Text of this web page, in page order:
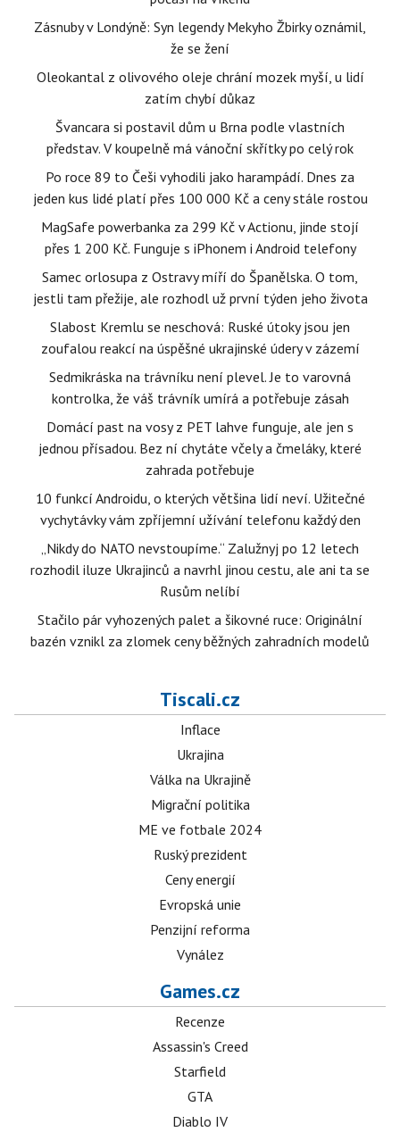
Zásnuby v Londýně: Syn legendy Mekyho Žbirky oznámil,
že se žení
Oleokantal z olivového oleje chrání mozek myší, u lidí
zatím chybí důkaz
Švancara si postavil dům u Brna podle vlastních
představ. V koupelně má vánoční skřítky po celý rok
Po roce 89 to Češi vyhodili jako harampádí. Dnes za
jeden kus lidé platí přes 100 000 Kč a ceny stále rostou
MagSafe powerbanka za 299 Kč v Actionu, jinde stojí
přes 1 200 Kč. Funguje s iPhonem i Android telefony
Samec orlosupa z Ostravy míří do Španělska. O tom,
jestli tam přežije, ale rozhodl už první týden jeho života
Slabost Kremlu se neschová: Ruské útoky jsou jen
zoufalou reakcí na úspěšné ukrajinské údery v zázemí
Sedmikráska na trávníku není plevel. Je to varovná
kontrolka, že váš trávník umírá a potřebuje zásah
Domácí past na vosy z PET lahve funguje, ale jen s
jednou přísadou. Bez ní chytáte včely a čmeláky, které
zahrada potřebuje
10 funkcí Androidu, o kterých většina lidí neví. Užitečné
vychytávky vám zpříjemní užívání telefonu každý den
„Nikdy do NATO nevstoupíme.“ Zalužnyj po 12 letech
rozhodil iluze Ukrajinců a navrhl jinou cestu, ale ani ta se
Rusům nelíbí
Stačilo pár vyhozených palet a šikovné ruce: Originální
bazén vznikl za zlomek ceny běžných zahradních modelů
Tiscali.cz
Inflace
Ukrajina
Válka na Ukrajině
Migrační politika
ME ve fotbale 2024
Ruský prezident
Ceny energií
Evropská unie
Penzijní reforma
Vynález
Games.cz
Recenze
Assassin's Creed
Starfield
GTA
Diablo IV